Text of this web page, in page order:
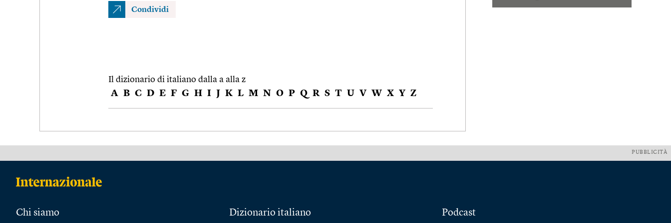
Condividi
Il dizionario di italiano dalla a alla z
A B C D E F G H I J K L M N O P Q R S T U V W X Y Z
PUBBLICITÀ
Chi siamo Dizionario italiano Podcast